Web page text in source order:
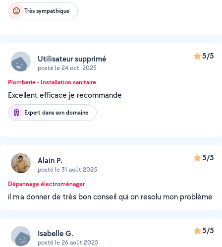
Très sympathique
Utilisateur supprimé
posté le 24 oct. 2025
5/5
Plomberie - Installation sanitaire
Excellent efficace je recommande
Expert dans son domaine
Alain P.
posté le 31 août 2025
5/5
Dépannage électroménager
il m'a donner de très bon conseil qui on resolu mon problème
Isabelle G.
posté le 26 août 2025
5/5